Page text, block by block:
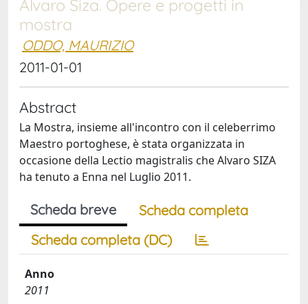
Alvaro Siza. Opere e progetti in
mostra
ODDO, MAURIZIO
2011-01-01
Abstract
La Mostra, insieme all'incontro con il celeberrimo
Maestro portoghese, è stata organizzata in
occasione della Lectio magistralis che Alvaro SIZA
ha tenuto a Enna nel Luglio 2011.
Scheda breve
Scheda completa
Scheda completa (DC)
Anno
2011